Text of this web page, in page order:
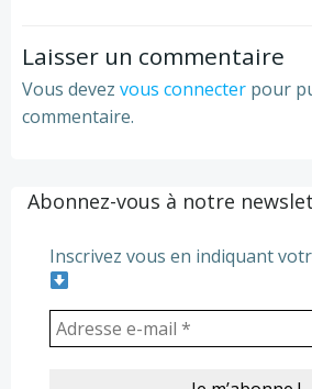
navigation
Laisser un commentaire
Vous devez vous connecter pour
commentaire.
Abonnez-vous à notre
Inscrivez vous en indiquant